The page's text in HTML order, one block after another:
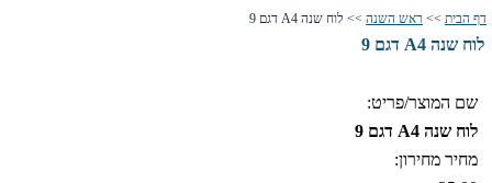
דף הבית >> ראש השנה >> לוח שנה A4 דגם 9
לוח שנה A4 דגם 9
שם המוצר/פריט:
לוח שנה A4 דגם 9
מחיר מחירון: